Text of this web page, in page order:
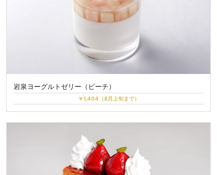
岩泉ヨーグルトゼリー（ピーチ）
￥1,404（8月上旬まで）